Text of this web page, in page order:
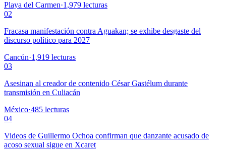
Playa del Carmen·1,979 lecturas
02
Fracasa manifestación contra Aguakan; se exhibe desgaste del
discurso político para 2027
Cancún·1,919 lecturas
03
Asesinan al creador de contenido César Gastélum durante
transmisión en Culiacán
México·485 lecturas
04
Videos de Guillermo Ochoa confirman que danzante acusado de
acoso sexual sigue en Xcaret